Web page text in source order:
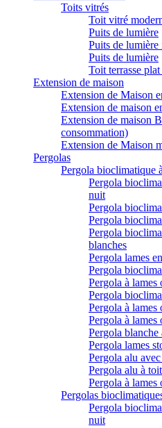
Toits vitrés
Toit vitré
Puits de lumière
Puits de lumière
Puits de lumière
Toit terrasse
Extension de maison
Extension de Maison
Extension de maison
Extension de maison
consommation)
Extension de Maison
Pergolas
Pergola bioclimatique
Pergola
nuit
Pergola
Pergola
Pergola
blanches
Pergola lames
Pergola
Pergola à lames
Pergola
Pergola à lames
Pergola à lames
Pergola blanche
Pergola lames
Pergola alu
Pergola alu à
Pergola à lames
Pergolas
Pergola
nuit